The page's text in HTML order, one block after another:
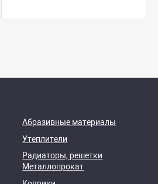
Абразивные материалы
Утеплители
Радиаторы, решетки
Металлопрокат